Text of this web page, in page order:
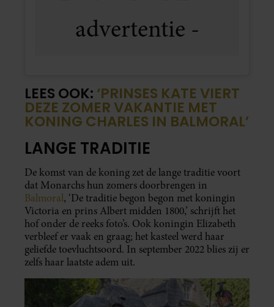
LEES OOK: ‘PRINSES KATE VIERT
DEZE ZOMER VAKANTIE MET
KONING CHARLES IN BALMORAL’
LANGE TRADITIE
De komst van de koning zet de lange traditie voort
dat Monarchs hun zomers doorbrengen in
Balmoral, ‘De traditie begon begon met koningin
Victoria en prins Albert midden 1800,’ schrijft het
hof onder de reeks foto’s. Ook koningin Elizabeth
verbleef er vaak en graag; het kasteel werd haar
geliefde toevluchtsoord. In september 2022 blies zij er
zelfs haar laatste adem uit.